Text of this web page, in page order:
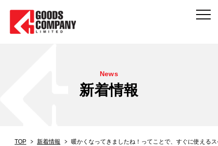
News
新着情報
TOP 新着情報 暖かくなってきましたね！ってことで、すぐに使える